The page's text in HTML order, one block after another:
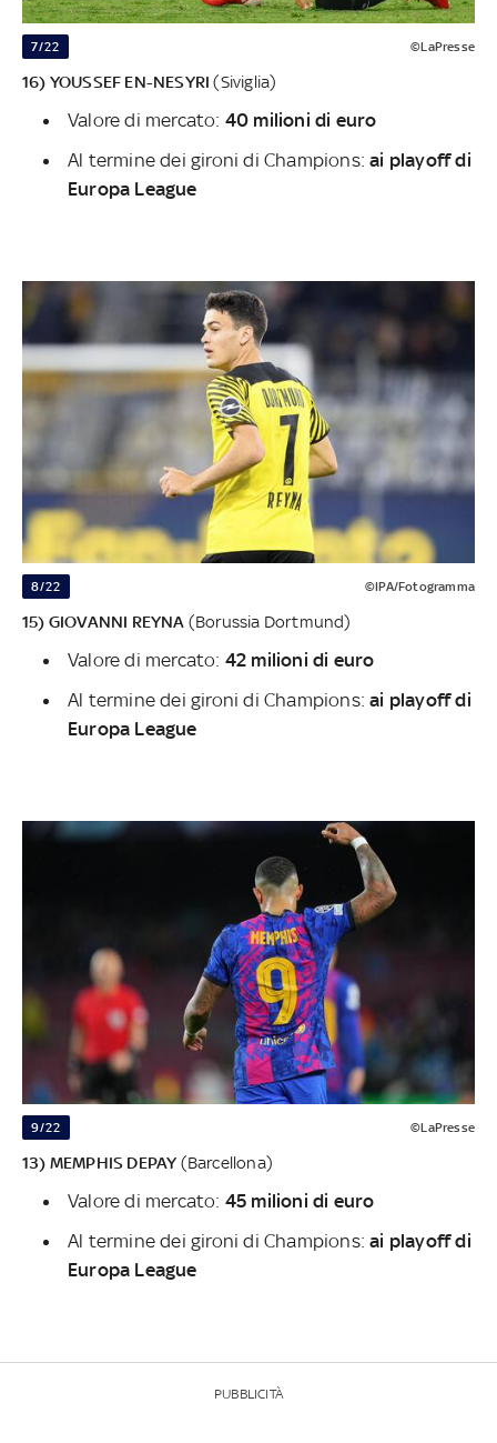
7/22 ©LaPresse
16) YOUSSEF EN-NESYRI (Siviglia)
Valore di mercato: 40 milioni di euro
Al termine dei gironi di Champions:ai playoff di
Europa League
8/22 ©IPA/Fotogramma
15) GIOVANNI REYNA (Borussia Dortmund)
Valore di mercato: 42 milioni di euro
Al termine dei gironi di Champions:ai playoff di
Europa League
9/22 ©LaPresse
13) MEMPHIS DEPAY (Barcellona)
Valore di mercato: 45 milioni di euro
Al termine dei gironi di Champions:ai playoff di
Europa League
PUBBLICITÀ